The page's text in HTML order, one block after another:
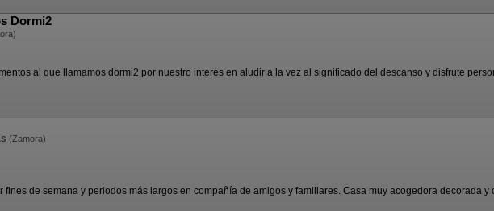
Dormi2
al que llamamos dormi2 por nuestro interés en aludir a la vez al significado del descanso y disfrute
(Zamora)
de semana y periodos más largos en compañía de amigos y familiares. Casa muy acogedora decorada y